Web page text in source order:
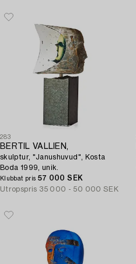
283
BERTIL VALLIEN,
skulptur, "Janushuvud", Kosta
Boda 1999, unik.
Klubbat pris 57 000 SEK
Utropspris 35 000 - 50 000 SEK